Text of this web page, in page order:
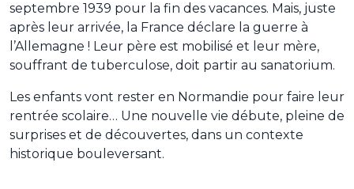
septembre 1939 pour la fin des vacances. Mais, juste
après leur arrivée, la France déclare la guerre à
l’Allemagne ! Leur père est mobilisé et leur mère,
souffrant de tuberculose, doit partir au sanatorium.
Les enfants vont rester en Normandie pour faire leur
rentrée scolaire… Une nouvelle vie débute, pleine de
surprises et de découvertes, dans un contexte
historique bouleversant.